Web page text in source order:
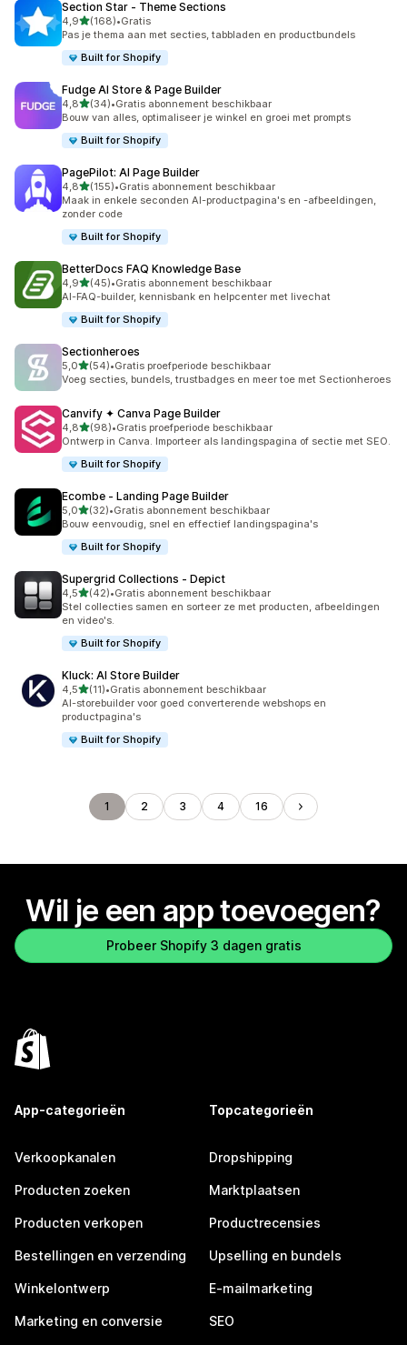
Section Star ‑ Theme Sections
4,9van 5 sterren
(168)
168 recensies in totaal
•Gratis
Pas je thema aan met secties, tabbladen en productbundels
Built for Shopify
Fudge AI Store & Page Builder
4,8van 5 sterren
(34)
34 recensies in totaal
•Gratis abonnement beschikbaar
Bouw van alles, optimaliseer je winkel en groei met prompts
Built for Shopify
PagePilot: AI Page Builder
4,8van 5 sterren
(155)
155 recensies in totaal
•Gratis abonnement beschikbaar
Maak in enkele seconden AI-productpagina's en -afbeeldingen,
zonder code
Built for Shopify
BetterDocs FAQ Knowledge Base
4,9van 5 sterren
(45)
45 recensies in totaal
•Gratis abonnement beschikbaar
AI-FAQ-builder, kennisbank en helpcenter met livechat
Built for Shopify
Sectionheroes
5,0van 5 sterren
(54)
54 recensies in totaal
•Gratis proefperiode beschikbaar
Voeg secties, bundels, trustbadges en meer toe met Sectionheroes
Canvify ✦ Canva Page Builder
4,8van 5 sterren
(98)
98 recensies in totaal
•Gratis proefperiode beschikbaar
Ontwerp in Canva. Importeer als landingspagina of sectie met SEO.
Built for Shopify
Ecombe ‑ Landing Page Builder
5,0van 5 sterren
(32)
32 recensies in totaal
•Gratis abonnement beschikbaar
Bouw eenvoudig, snel en effectief landingspagina's
Built for Shopify
Supergrid Collections ‑ Depict
4,5van 5 sterren
(42)
42 recensies in totaal
•Gratis abonnement beschikbaar
Stel collecties samen en sorteer ze met producten, afbeeldingen
en video's.
Built for Shopify
Kluck: AI Store Builder
4,5van 5 sterren
(11)
11 recensies in totaal
•Gratis abonnement beschikbaar
AI-storebuilder voor goed converterende webshops en
productpagina's
Built for Shopify
1 2 3 4 16
Wil je een app toevoegen?
Probeer Shopify 3 dagen gratis
App-categorieën
Verkoopkanalen
Producten zoeken
Producten verkopen
Bestellingen en verzending
Winkelontwerp
Marketing en conversie
Topcategorieën
Dropshipping
Marktplaatsen
Productrecensies
Upselling en bundels
E-mailmarketing
SEO